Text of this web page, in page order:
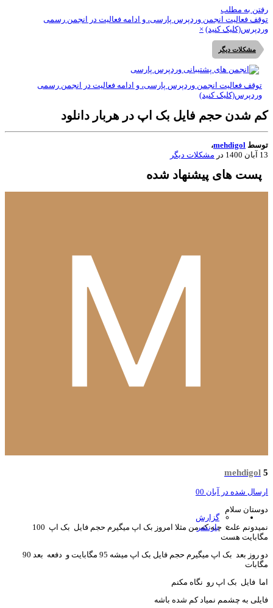
به مطلب
فعالیت انجمن وردپرس پارسی، و ادامه فعالیت در انجمن رسمی
کنید) ×
مشکلات دیگر
توقف فعالیت انجمن وردپرس پارسی، و ادامه فعالیت در انجمن رسمی
وردپرس(کلیک کنید)
شدن حجم فایل بک اپ در هربار دانلود
mehdigol،
در مشکلات دیگر
پست های پیشنهاد شده
mehdigol
شده در آبان 00
گزارش
بازنشر
سلام
نمیدونم علت چیه که من مثلا امروز بک اپ میگیرم حجم فایل بک اپ 100
هست
دو روز بعد بک اپ میگیرم حجم فایل بک اپ میشه 95 مگابایت و دفعه بعد 90
فایل بک اپ رو نگاه مکنم
به چشمم نمیاد کم شده باشه